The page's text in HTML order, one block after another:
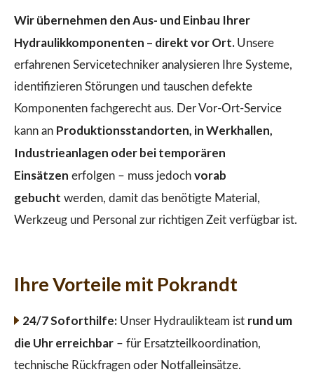
Wir übernehmen den Aus- und Einbau Ihrer
Hydraulikkomponenten – direkt vor Ort. Unsere
erfahrenen Servicetechniker analysieren Ihre Systeme,
identifizieren Störungen und tauschen defekte
Komponenten fachgerecht aus. Der Vor-Ort-Service
kann an Produktionsstandorten, in Werkhallen,
Industrieanlagen oder bei temporären
Einsätzen erfolgen – muss jedoch vorab
gebucht werden, damit das benötigte Material,
Werkzeug und Personal zur richtigen Zeit verfügbar ist.
Ihre Vorteile mit Pokrandt
24/7 Soforthilfe:Unser Hydraulikteam ist rund um
die Uhr erreichbar – für Ersatzteilkoordination,
technische Rückfragen oder Notfalleinsätze.